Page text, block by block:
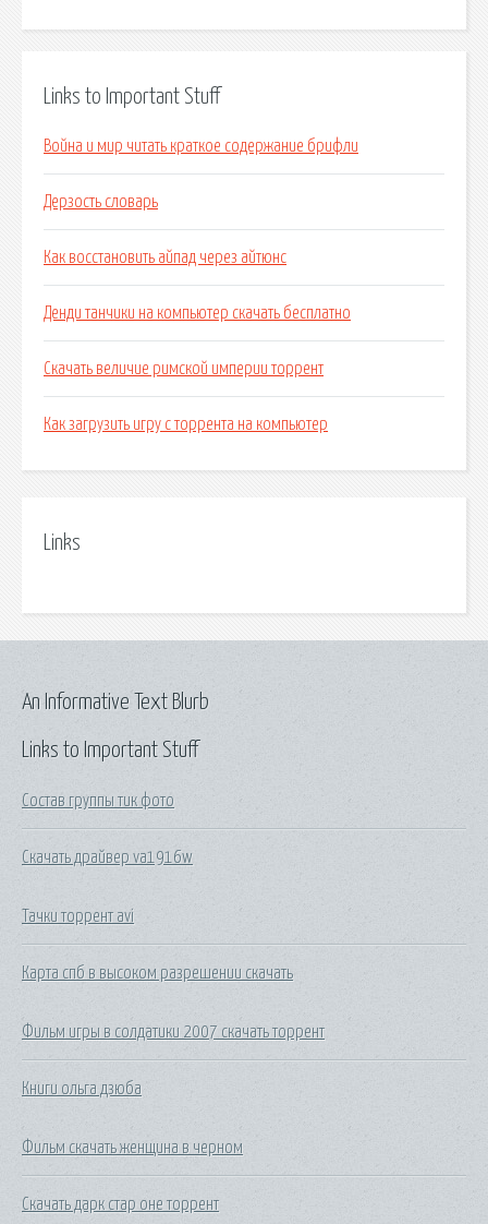
Links to Important Stuff
Война и мир читать краткое содержание брифли
Дерзость словарь
Как восстановить айпад через айтюнс
Денди танчики на компьютер скачать бесплатно
Скачать величие римской империи торрент
Как загрузить игру с торрента на компьютер
Links
Links to Important Stuff
Состав группы тик фото
Скачать драйвер va1916w
Тачки торрент avi
Карта спб в высоком разрешении скачать
Фильм игры в солдатики 2007 скачать торрент
Книги ольга дзюба
Фильм скачать женщина в черном
Скачать дарк стар оне торрент
An Informative Text Blurb